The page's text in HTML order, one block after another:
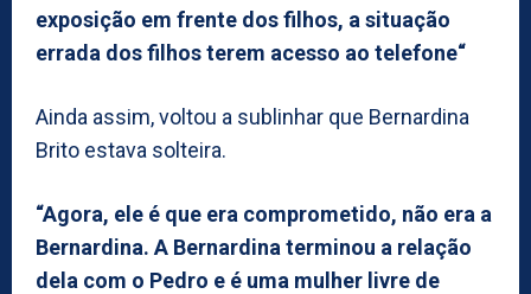
exposição em frente dos filhos, a situação
errada dos filhos terem acesso ao telefone“
Ainda assim, voltou a sublinhar que Bernardina
Brito estava solteira.
“Agora, ele é que era comprometido, não era a
Bernardina. A Bernardina terminou a relação
dela com o Pedro e é uma mulher livre de